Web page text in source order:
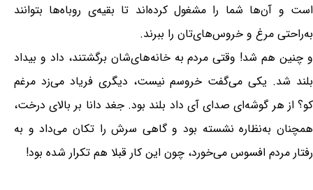
است و آن‌ها شما را مشغول کرده‌اند تا بقیه‌ی روباه‌ها بتوانند
به‌راحتی مرغ و خروس‌های‌تان را ببرند.
و چنین هم شد! وقتی مردم به خانه‌های‌شان برگشتند، داد و بیداد
بلند شد. یکی می‌گفت خروسم نیست، دیگری فریاد می‌زد مرغم
کو؟ از هر گوشه‌ای صدای آی داد بلند بود. جغد دانا بر بالای درخت،
همچنان به‌نظاره نشسته بود و گاهی سرش را تکان می‌داد و به
رفتار مردم افسوس می‌خورد، چون این کار قبلا هم تکرار شده بود!